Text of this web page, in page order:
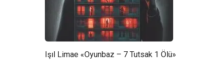
Işıl Limae «Oyunbaz – 7 Tutsak 1 Ölü»